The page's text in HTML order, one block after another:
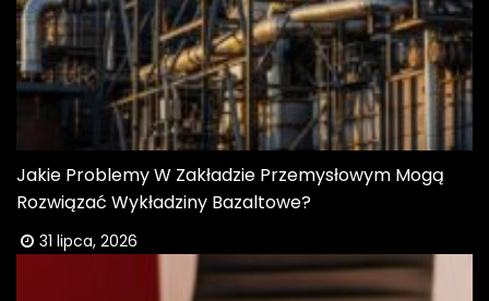
Jakie Problemy W Zakładzie Przemysłowym Mogą
Rozwiązać Wykładziny Bazaltowe?
31 lipca, 2026